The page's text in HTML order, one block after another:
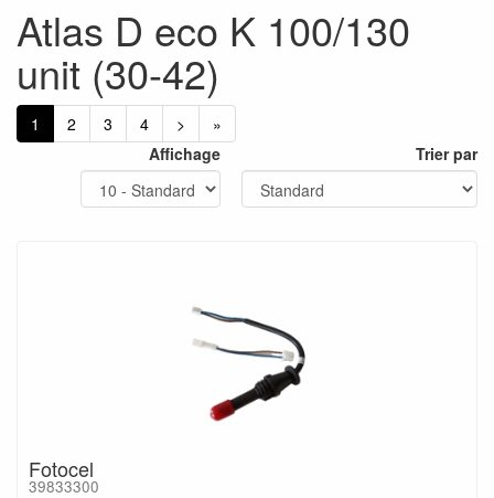
Atlas D eco K 100/130
unit (30-42)
1 2 3 4 >
»
Affichage
Trier par
Fotocel
39833300